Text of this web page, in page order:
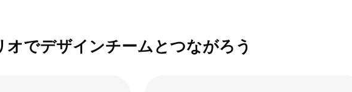
オでデザインチームとつながろう